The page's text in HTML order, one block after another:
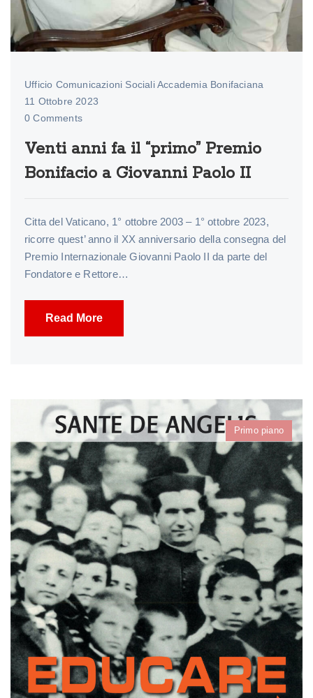
Ufficio Comunicazioni Sociali Accademia Bonifaciana
11 Ottobre 2023
0 Comments
Venti anni fa il “primo” Premio
Bonifacio a Giovanni Paolo II
Citta del Vaticano, 1° ottobre 2003 – 1° ottobre 2023,
ricorre quest’ anno il XX anniversario della consegna del
Premio Internazionale Giovanni Paolo II da parte del
Fondatore e Rettore…
Read More
Primo piano